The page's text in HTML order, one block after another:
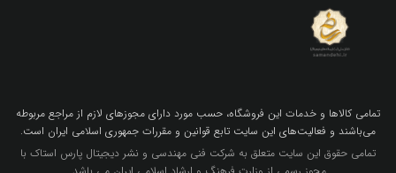
نکات و ترفندهای طراحی گرافیکی
تمامي كالاها و خدمات اين فروشگاه، حسب مورد داراي مجوزهاي لازم از مراجع مربوطه
مي‌باشند و فعاليت‌هاي اين سايت تابع قوانين و مقررات جمهوري اسلامي ايران است.
تمامی حقوق این سایت متعلق به شرکت فنی مهندسی و نشر دیجیتال پارس استاک با